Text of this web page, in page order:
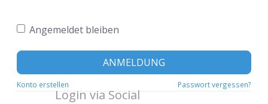
Angemeldet bleiben
ANMELDUNG
Konto erstellen Passwort vergessen?
Login via Social